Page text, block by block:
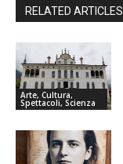
RELATED ARTICLES
Arte, Cultura,
Spettacoli, Scienza